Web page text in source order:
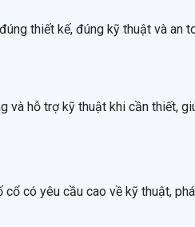
thiết kế, đúng kỹ thuật và an
và hỗ trợ kỹ thuật khi cần thiết,
có yêu cầu cao về kỹ thuật,